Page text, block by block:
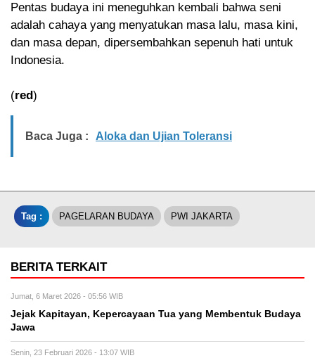
Pentas budaya ini meneguhkan kembali bahwa seni
adalah cahaya yang menyatukan masa lalu, masa kini,
dan masa depan, dipersembahkan sepenuh hati untuk
Indonesia.
(red)
Baca Juga : Aloka dan Ujian Toleransi
Tag : PAGELARAN BUDAYA PWI JAKARTA
BERITA TERKAIT
Jumat, 6 Maret 2026 - 05:56 WIB
Jejak Kapitayan, Kepercayaan Tua yang Membentuk Budaya
Jawa
Senin, 23 Februari 2026 - 13:07 WIB